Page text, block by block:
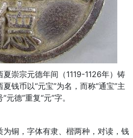
崇宗元德年间（1119-1126年）铸
钱币以“元宝”为名，而称“通宝”主
德”重复“元”字。
为铜，字体有隶、楷两种，对读，钱